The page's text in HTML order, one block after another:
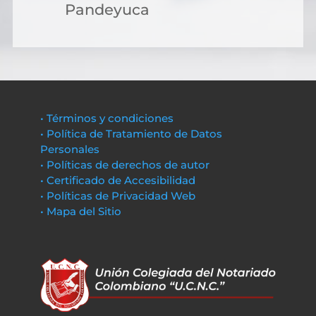
Pandeyuca
• Términos y condiciones
• Política de Tratamiento de Datos
Personales
• Políticas de derechos de autor
• Certificado de Accesibilidad
• Políticas de Privacidad Web
• Mapa del Sitio